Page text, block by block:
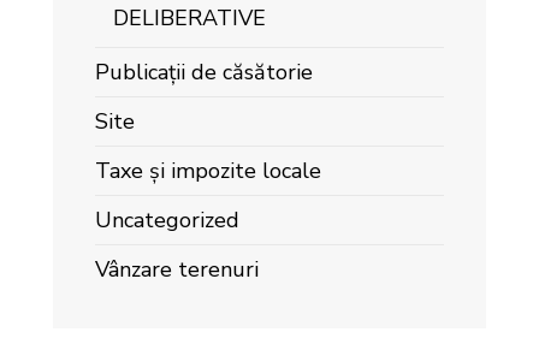
DELIBERATIVE
Publicații de căsătorie
Site
Taxe și impozite locale
Uncategorized
Vânzare terenuri